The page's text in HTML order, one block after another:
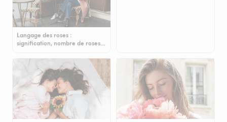
Langage des roses :
signification, nombre de roses…